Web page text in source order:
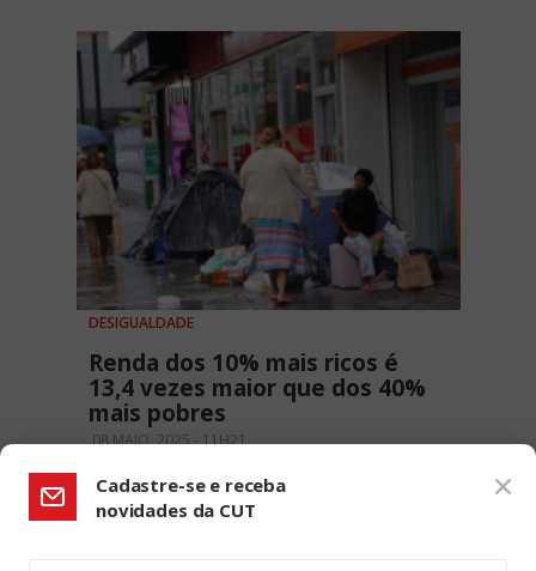
DESIGUALDADE
Renda dos 10% mais ricos é
13,4 vezes maior que dos 40%
mais pobres
08 MAIO, 2025 - 11H21
Cadastre-se e receba
novidades da CUT